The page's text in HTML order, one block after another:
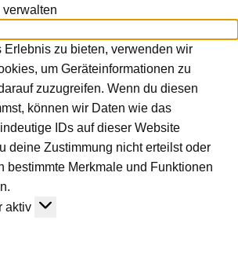
Erlebnis zu bieten, verwenden wir
um Geräteinformationen zu
zuzugreifen. Wenn du diesen
können wir Daten wie das
IDs auf dieser Website
deine Zustimmung nicht erteilst oder
bestimmte Merkmale und Funktionen
aktiv